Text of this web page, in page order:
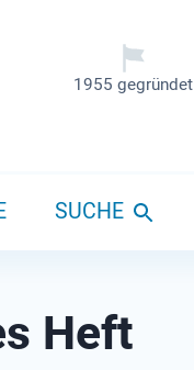
1955 gegründet
SUCHE
Heft